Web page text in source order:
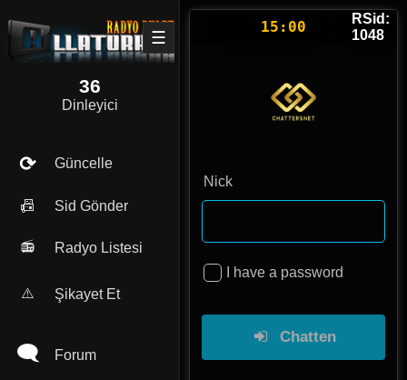
☰
36
Dinleyici
⟳ Güncelle
📠 Sid Gönder
📻 Radyo Listesi
⚠️ Şikayet Et
🗨 Forum
15:00
RSid:
1048